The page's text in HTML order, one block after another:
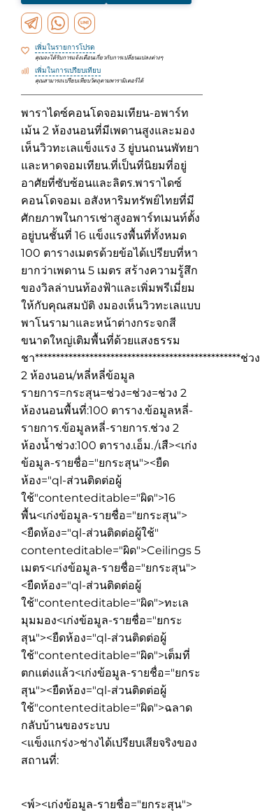
เพิ่มในรายการโปรด
คุณจะได้รับการแจ้งเตือนเกี่ยวกับการเปลี่ยนแปลงต่างๆ
เพิ่มในการเปรียบเทียบ
คุณสามารถเปรียบเทียบวัตถุตามพารามิเตอร์ได้
พาราไดซ์คอนโดจอมเทียน-อพาร์ท
เม้น 2 ห้องนอนที่มีเพดานสูงและมอง
เห็นวิวทะเลแข็งแรง 3 ยู่บนถนนพัทยา
และหาดจอมเทียน.ที่เป็นที่นิยมที่อยู่
อาศัยที่ซับซ้อนและลิตร.พาราไดซ์
คอนโดจอมเ อสังหาริมทรัพย์ไทยที่มี
ศักยภาพในการเช่าสูงอพาร์ทเมนท์ตั้ง
อยู่บนชั้นที่ 16 แข็งแรงพื้นที่ทั้งหมด
100 ตารางเมตรด้วยข้อได้เปรียบที่หา
ยากว่าเพดาน 5 เมตร สร้างความรู้สึก
ของวิลล่าบนท้องฟ้าและเพิ่มพรีเมี่ยม
ให้กับคุณสมบัติ งมองเห็นวิวทะเลแบบ
พาโนรามาและหน้าต่างกระจกสี
ขนาดใหญ่เติมพื้นที่ด้วยแสงธรรม
ชา*************************************************ช่วง
2 ห้องนอน/หลี่หลี่ข้อมูล
รายการ=กระสุน=ช่วง=ช่วง=ช่วง 2
ห้องนอนพื้นที่:100 ตาราง.ข้อมูลหลี่-
รายการ.ข้อมูลหลี่-รายการ.ช่วง 2
ห้องน้ำช่วง:100 ตาราง.เอ็ม./เสื><เก่ง
ข้อมูล-รายชื่อ="ยกระสุน"><ยืด
ห้อง="ql-ส่วนติดต่อผู้
ใช้"contenteditable="ผิด">16
พื้น<เก่งข้อมูล-รายชื่อ="ยกระสุน">
<ยืดห้อง="ql-ส่วนติดต่อผู้ใช้"
contenteditable="ผิด">Ceilings 5
เมตร<เก่งข้อมูล-รายชื่อ="ยกระสุน">
<ยืดห้อง="ql-ส่วนติดต่อผู้
ใช้"contenteditable="ผิด">ทะเล
มุมมอง<เก่งข้อมูล-รายชื่อ="ยกระ
สุน"><ยืดห้อง="ql-ส่วนติดต่อผู้
ใช้"contenteditable="ผิด">เต็มที่
ตกแต่งแล้ว<เก่งข้อมูล-รายชื่อ="ยกระ
สุน"><ยืดห้อง="ql-ส่วนติดต่อผู้
ใช้"contenteditable="ผิด">ฉลาด
กลับบ้านของระบบ
<แข็งแกร่ง>ช่างได้เปรียบเสียจริงของ
สถานที่:
<พ์><เก่งข้อมูล-รายชื่อ="ยกระสุน">